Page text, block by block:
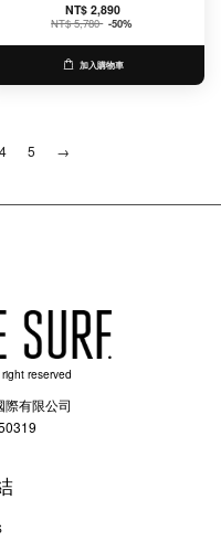
NT$ 2,890
NT$ 5,780 -50%
加入購物車
4 5 →
reserved
際有限公司